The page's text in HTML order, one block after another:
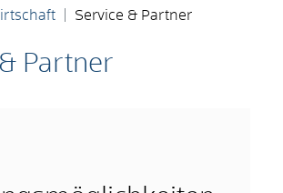
Service & Partner
Partner